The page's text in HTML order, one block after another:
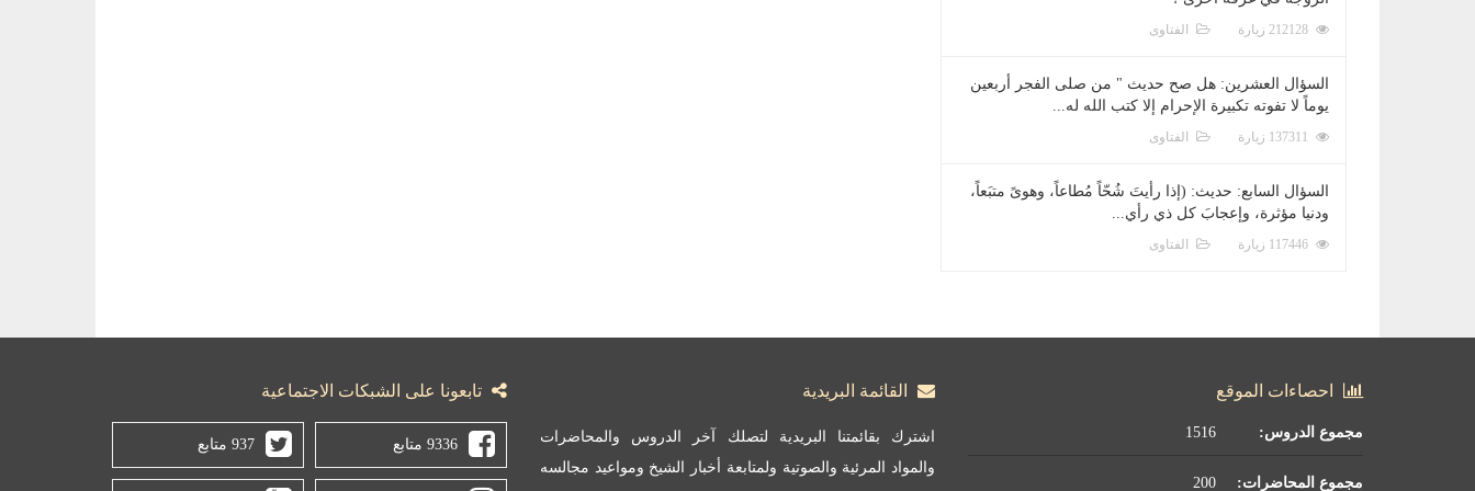
الفتاوى
السؤال العشرين: هل صح حديث " من صلى الفجر أربعين
يوماً لا تفوته تكبيرة الإحرام إلا كتب الله له...
الفتاوى
السؤال السابع: حديث: (إذا رأيتَ شُحّاً مُطاعاً، وهوىً متبَعاً،
ودنيا مؤثرة، وإعجابَ كل ذي رأي...
الفتاوى
تابعونا على الشبكات الاجتماعية
9336 متابع 937 متابع
القائمة البريدية
اشترك بقائمتنا البريدية لتصلك آخر الدروس والمحاضرات
والمواد المرئية والصوتية ولمتابعة أخبار الشيخ ومواعيد مجالسه
احصاءات الموقع
مجموع الدروس:
مجموع المحاضرات: